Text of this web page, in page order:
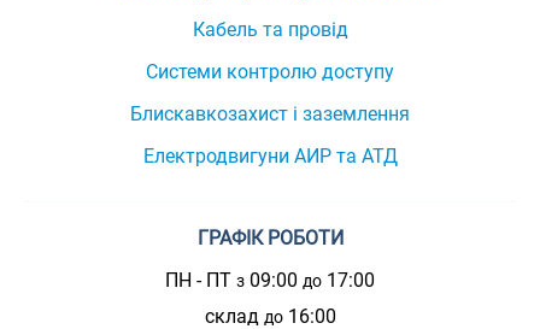
Кабель та провід
Системи контролю доступу
Блискавкозахист і заземлення
Електродвигуни АИР та АТД
ГРАФІК РОБОТИ
ПН - ПТ з 09:00 до 17:00
склад до16:00